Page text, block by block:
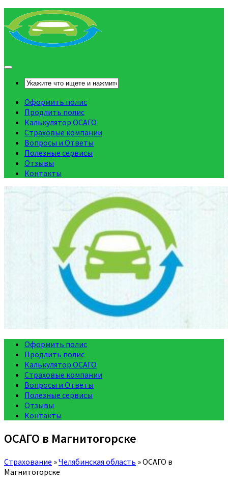
Оформить полис
Продлить полис
Калькулятор ОСАГО
Страховые компании
Вопросы и Ответы
Полезные сервисы
Отзывы
Контакты
Оформить полис
Продлить полис
Калькулятор ОСАГО
Страховые компании
Вопросы и Ответы
Полезные сервисы
Отзывы
Контакты
ОСАГО в Магнитогорске
Страхование »Челябинская область »ОСАГО в
Магнитогорске